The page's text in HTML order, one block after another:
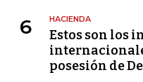
6 HACIENDA
Estos son los
posesión de